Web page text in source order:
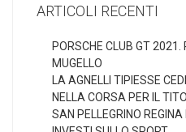
ARTICOLI RECENTI
PORSCHE CLUB GT 2021.
MUGELLO
LA AGNELLI TIPIESSE
NELLA CORSA PER IL
SAN PELLEGRINO